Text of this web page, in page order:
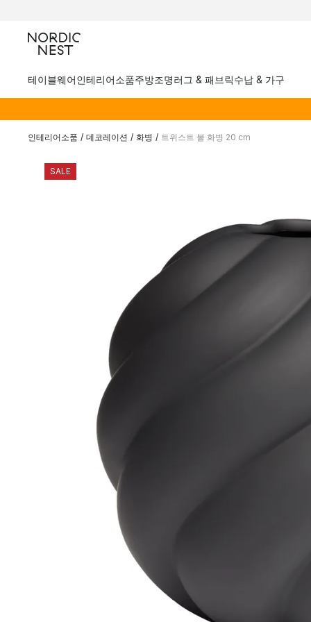
테이블웨어인테리어소품주방조명러그 & 패브릭수납 & 가구
인테리어소품 / 데코레이션 / 화병 / 트위스트 볼 화병 20 cm
SALE